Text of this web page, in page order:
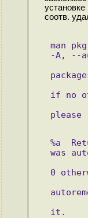
соотв.
man pkg
-A, --
if no
For
please
%a
was
0
no
it.